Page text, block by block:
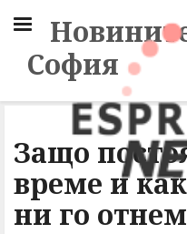
София
Защо
време и
ни го